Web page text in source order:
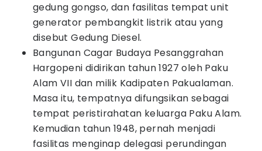
gedung gongso, dan fasilitas tempat unit
generator pembangkit listrik atau yang
disebut Gedung Diesel.
Bangunan Cagar Budaya Pesanggrahan
Hargopeni didirikan tahun 1927 oleh Paku
Alam VII dan milik Kadipaten Pakualaman.
Masa itu, tempatnya difungsikan sebagai
tempat peristirahatan keluarga Paku Alam.
Kemudian tahun 1948, pernah menjadi
fasilitas menginap delegasi perundingan